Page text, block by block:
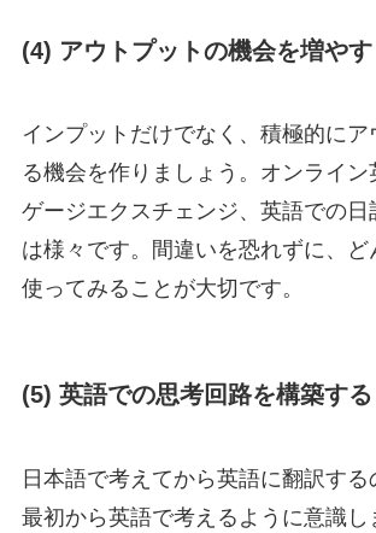
(4) アウトプットの機会を増やす
インプットだけでなく、積極的にア
る機会を作りましょう。オンライン
ゲージエクスチェンジ、英語での日
は様々です。間違いを恐れずに、ど
使ってみることが大切です。
(5) 英語での思考回路を構築する
日本語で考えてから英語に翻訳する
最初から英語で考えるように意識し